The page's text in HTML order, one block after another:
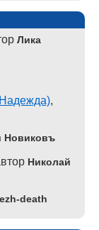
Лика
,
Новиковъ
Николай
death